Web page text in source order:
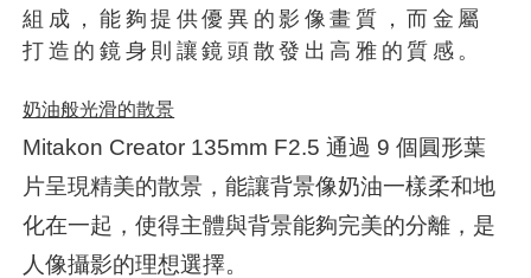
組成，能夠提供優異的影像畫質，而金屬
打造的鏡身則讓鏡頭散發出高雅的質感。
奶油般光滑的散景
Mitakon Creator 135mm F2.5 通過 9 個圓形葉
片呈現精美的散景，能讓背景像奶油一樣柔和地
化在一起，使得主體與背景能夠完美的分離，是
人像攝影的理想選擇。